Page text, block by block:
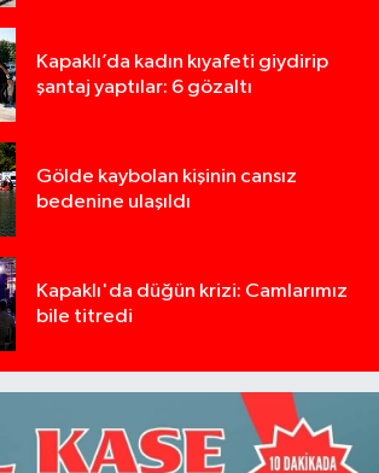
Kapaklı’da kadın kıyafeti giydirip
şantaj yaptılar: 6 gözaltı
Gölde kaybolan kişinin cansız
bedenine ulaşıldı
Kapaklı'da düğün krizi: Camlarımız
bile titredi